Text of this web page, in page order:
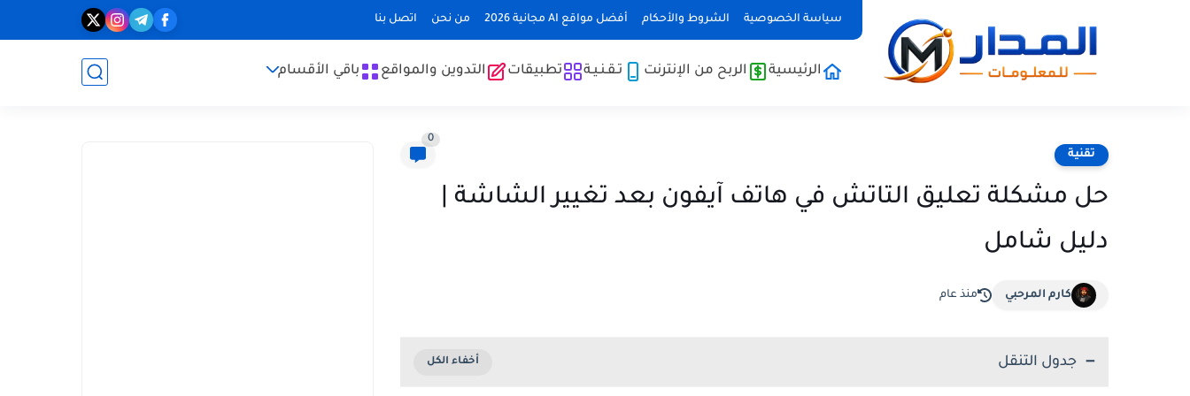
سياسة الخصوصية الشروط والأحكام أفضل مواقع AI مجانية 2026 من نحن اتصل بنا
الرئيسية الربح من الإنترنت تـقـنـيـة تطبيقات التدوين والمواقع باقي الأقسام
تقنية
0
حل مشكلة تعليق التاتش في هاتف آيفون بعد تغيير الشاشة |
دليل شامل
كارم المرحبي منذ عام
جدول التنقل